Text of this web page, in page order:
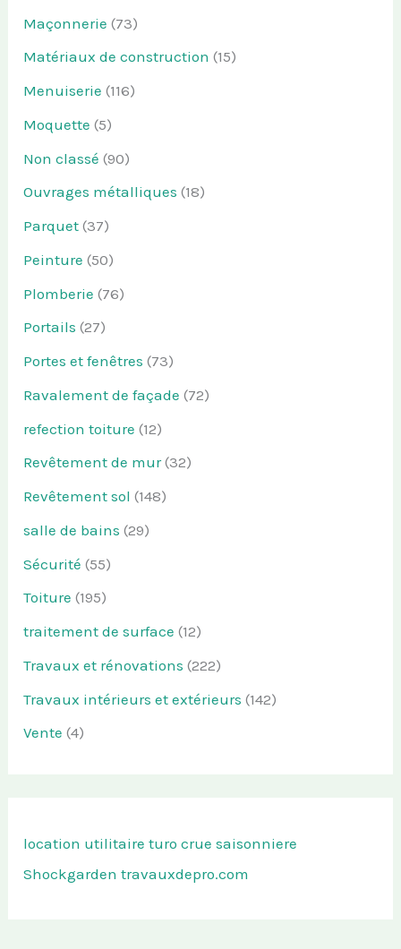
Maçonnerie (73)
Matériaux de construction (15)
Menuiserie (116)
Moquette (5)
Non classé (90)
Ouvrages métalliques (18)
Parquet (37)
Peinture (50)
Plomberie (76)
Portails (27)
Portes et fenêtres (73)
Ravalement de façade (72)
refection toiture (12)
Revêtement de mur(32)
Revêtement sol (148)
salle de bains (29)
Sécurité (55)
Toiture (195)
traitement de surface (12)
Travaux et rénovations (222)
Travaux intérieurs et extérieurs (142)
Vente (4)
location utilitaire turo crue saisonniere
Shockgarden travauxdepro.com